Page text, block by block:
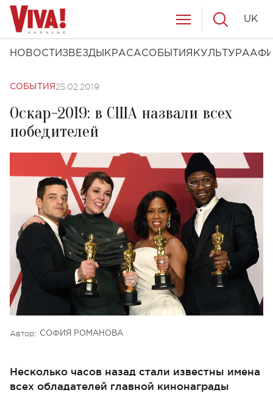
НОВОСТИ ЗВЕЗДЫ КРАСАСОБЫТИЯ КУЛЬТУРА
UK
СОБЫТИЯ 25.02.2019
Оскар-2019: в США назвали всех
победителей
Автор: СОФИЯ РОМАНОВА
Несколько часов назад стали известны имена
всех обладателей главной кинонаграды